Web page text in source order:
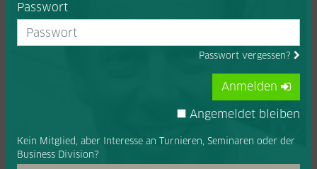
Passwort
Passwort vergessen?
Kein Mitglied, aber Interesse an Turnieren, Seminaren oder der
Business Division?
Anmelden
Angemeldet bleiben